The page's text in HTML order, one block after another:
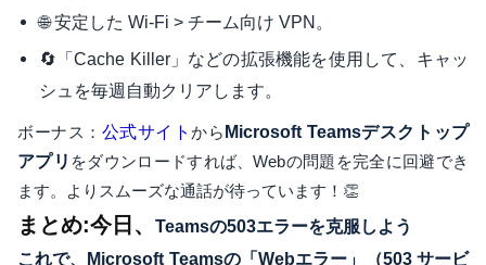
🌐 安定した Wi-Fi > チーム向け VPN。
🔄「Cache Killer」などの拡張機能を使用して、キャッ
シュを毎週自動クリアします。
ボーナス： 公式サイトから Microsoft Teamsデスクトップ
アプリ をダウンロードすれば、Webの問題を完全に回避でき
ます。よりスムーズな通話が待っています！👏
まとめ:今日、
Teamsの503エラーを克服しよう
これで、Microsoft Teamsの「Webエラー」（503 サービ